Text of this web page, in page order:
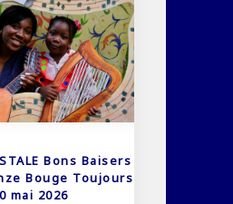
Bons Baisers
Bouge Toujours
mai 2026